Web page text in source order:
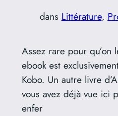
dans Littérature,
Assez rare pour qu’on
ebook est
Kobo. Un autre livre
vous avez déjà vue ici
enfer